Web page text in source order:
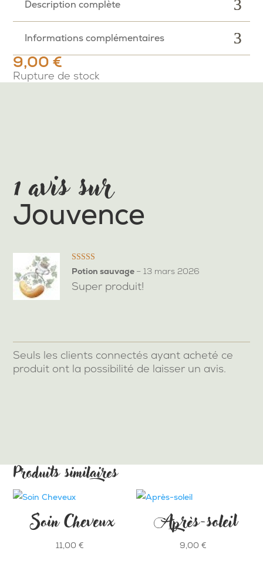
Description complète
Informations complémentaires
9,00€
Rupture de stock
1 avis sur
Jouvence
Note5sur 5
Potion sauvage – 13 mars 2026
Super produit!
Seuls les clients connectés ayant acheté ce
produit ont la possibilité de laisser un avis.
Produits similaires
Soin Cheveux
11,00€
Après-soleil
9,00 €